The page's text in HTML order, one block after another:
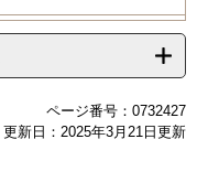
ページ番号：0732427
更新日：2025年3月21日更新